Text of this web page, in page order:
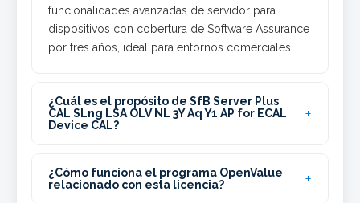
funcionalidades avanzadas de servidor para
dispositivos con cobertura de Software Assurance
por tres años, ideal para entornos comerciales.
¿Cuál es el propósito de SfB Server Plus
CAL SLng LSA OLV NL 3Y Aq Y1 AP for ECAL
Device CAL?
¿Cómo funciona el programa OpenValue
relacionado con esta licencia?